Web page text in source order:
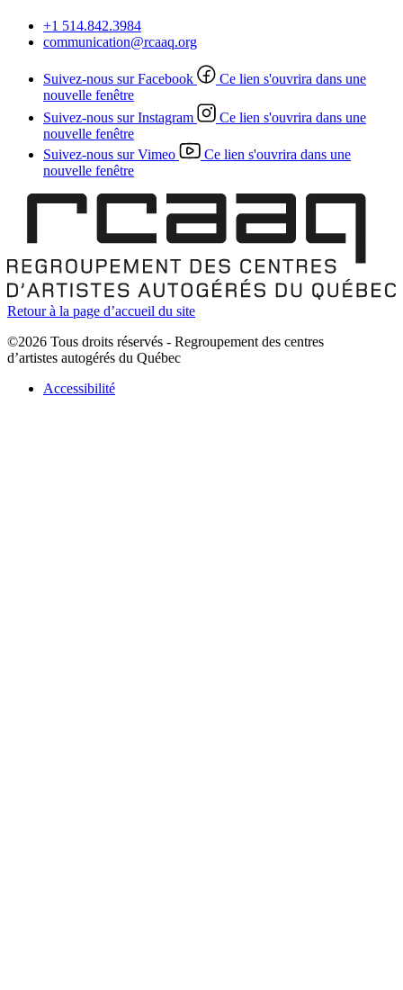
+1 514.842.3984
communication@rcaaq.org
Suivez-nous sur Facebook
Ce lien s'ouvrira dans une
nouvelle fenêtre
Suivez-nous sur Instagram
Ce lien s'ouvrira dans une
nouvelle fenêtre
Suivez-nous sur Vimeo
Ce lien s'ouvrira dans une
nouvelle fenêtre
Retour à la page d’accueil du site
©2026 Tous droits réservés - Regroupement des centres
d’artistes autogérés du Québec
Accessibilité